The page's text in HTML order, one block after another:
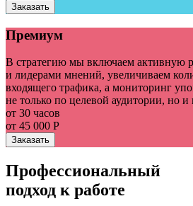
Заказать
Премиум
В стратегию мы включаем активную
и лидерами мнений, увеличиваем
входящего трафика, а мониторинг
не только по целевой аудитории, но и
от 30 часов
от 45 000 Р
Заказать
Профессиональный
подход к работе